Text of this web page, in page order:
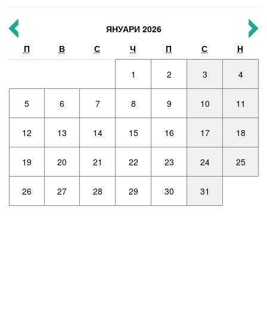
ЯНУАРИ 2026
П
В С Ч П С Н
1 2 3 4
5 6 7 8 9 10 11
12 13 14 15 16 17 18
19 20 21 22 23 24 25
26 27 28 29 30 31